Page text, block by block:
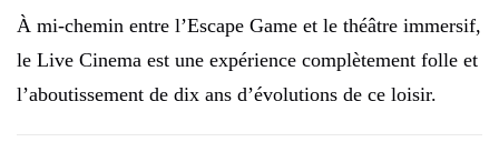
À mi-chemin entre l’Escape Game et le théâtre immersif,
le Live Cinema est une expérience complètement folle et
l’aboutissement de dix ans d’évolutions de ce loisir.